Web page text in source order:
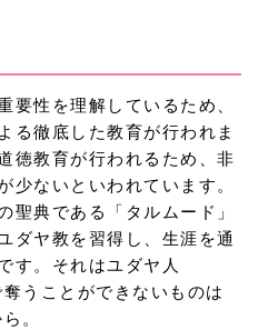
要性を理解しているため、
る徹底した教育が行われま
徳教育が行われるため、非
少ないといわれています。
聖典である「タルムード」
ダヤ教を習得し、生涯を通
す。それはユダヤ人
うことができないものは
。